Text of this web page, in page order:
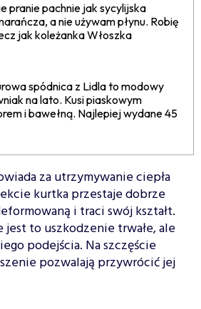
pranie pachnie jak sycylijska
a nie używam płynu. Robię
jak koleżanka Włoszka
spódnica z Lidla to modowy
na lato. Kusi piaskowym
i bawełną. Najlepiej wydane 45
za utrzymywanie ciepła
kurtka przestaje dobrze
i traci swój kształt.
to uszkodzenie trwałe, ale
podejścia. Na szczęście
pozwalają przywrócić jej